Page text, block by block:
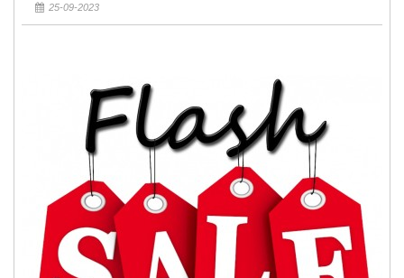
25-09-2023